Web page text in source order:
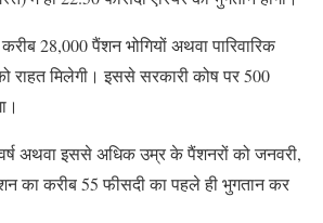
28,000 पैंशन भोगियों अथवा पारिवारिक
राहत मिलेगी। इससे सरकारी कोष पर 500
अथवा इससे अधिक उम्र के पैंशनरों को जनवरी,
का करीब 55 फीसदी का पहले ही भुगतान कर